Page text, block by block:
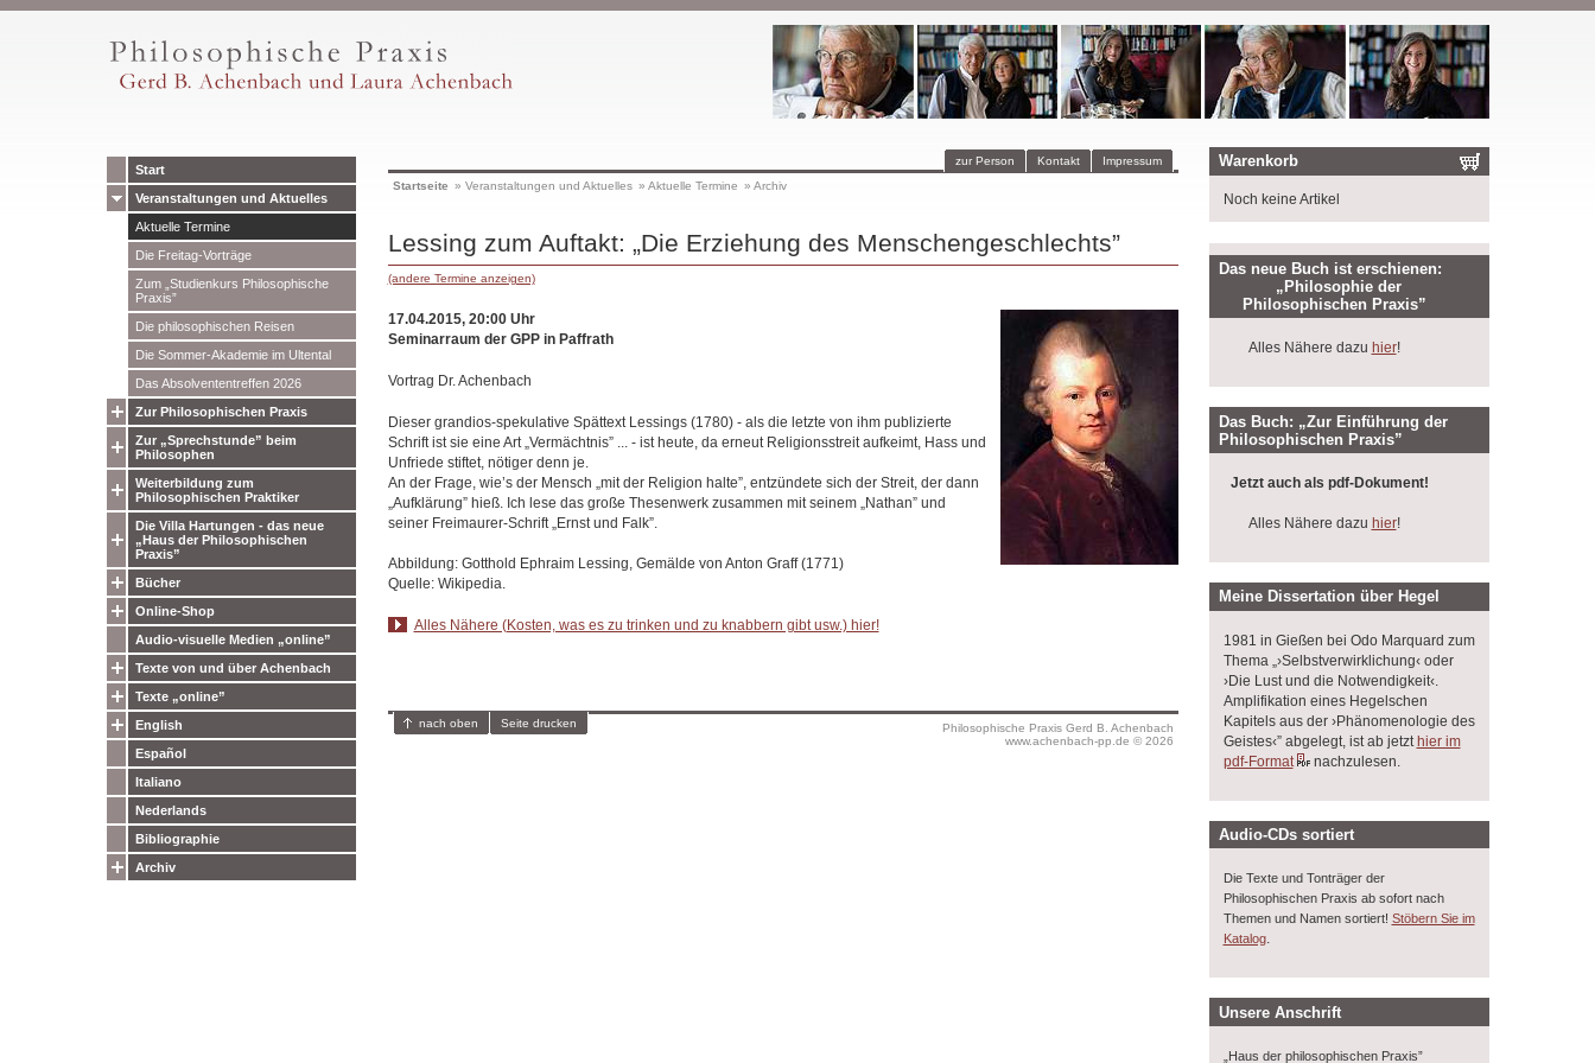
Start
Veranstaltungen und Aktuelles
Aktuelle Termine
Die Freitag-Vorträge
Zum „Studienkurs Philosophische
Praxis”
Die philosophischen Reisen
Die Sommer-Akademie im Ultental
Das Absolvententreffen 2026
Zur Philosophischen Praxis
Zur „Sprechstunde” beim
Philosophen
Weiterbildung zum
Philosophischen Praktiker
Die Villa Hartungen - das neue
„Haus der Philosophischen
Praxis”
Bücher
Online-Shop
Audio-visuelle Medien „online”
Texte von und über Achenbach
Texte „online”
English
Español
Italiano
Nederlands
Bibliographie
Archiv
Impressum
Kontakt
zur Person
Startseite » Veranstaltungen und Aktuelles » Aktuelle Termine » Archiv
Lessing zum Auftakt: „Die Erziehung des Menschengeschlechts”
(andere Termine anzeigen)
17.04.2015, 20:00 Uhr
Seminarraum der GPP in Paffrath
Vortrag Dr. Achenbach
Dieser grandios-spekulative Spättext Lessings (1780) - als die letzte von ihm publizierte
Schrift ist sie eine Art „Vermächtnis” ... - ist heute, da erneut Religionsstreit aufkeimt, Hass und
Unfriede stiftet, nötiger denn je.
An der Frage, wie’s der Mensch „mit der Religion halte”, entzündete sich der Streit, der dann
„Aufklärung” hieß. Ich lese das große Thesenwerk zusammen mit seinem „Nathan” und
seiner Freimaurer-Schrift „Ernst und Falk”.
Abbildung: Gotthold Ephraim Lessing, Gemälde von Anton Graff (1771)
Quelle: Wikipedia.
Alles Nähere (Kosten, was es zu trinken und zu knabbern gibt usw.) hier!
Philosophische Praxis Gerd B. Achenbach
www.achenbach-pp.de © 2026
nach oben Seite drucken
Warenkorb
Noch keine Artikel
Das neue Buch ist erschienen:
„Philosophie der
Philosophischen Praxis”
Alles Nähere dazu hier!
Das Buch: „Zur Einführung der
Philosophischen Praxis”
Jetzt auch als pdf-Dokument!
Alles Nähere dazu hier!
Meine Dissertation über Hegel
1981 in Gießen bei Odo Marquard zum
Thema „›Selbstverwirklichung‹ oder
›Die Lust und die Notwendigkeit‹.
Amplifikation eines Hegelschen
Kapitels aus der ›Phänomenologie des
Geistes‹” abgelegt, ist ab jetzt hier im
pdf-Format
nachzulesen.
Audio-CDs sortiert
Die Texte und Tonträger der
Philosophischen Praxis ab sofort nach
Themen und Namen sortiert! Stöbern Sie im
Katalog.
Unsere Anschrift
„Haus der philosophischen Praxis”